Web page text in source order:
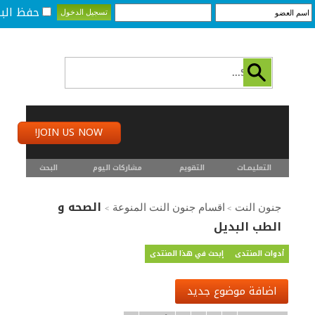
حفظ
JOIN US NOW!
التعليمـــات التقويم مشاركات اليوم البحث
جنون النت > اقسام جنون النت المنوعة > الصحه و
الطب البديل
أدوات المنتدى إبحث في هذا المنتدى
اضافة موضوع جديد